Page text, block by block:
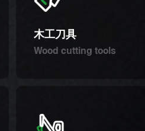
木工刀具
Wood cutting tools